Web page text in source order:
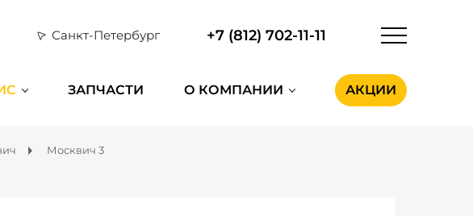
Санкт-Петербург +7 (812) 702-11-11
ЗАПЧАСТИ О КОМПАНИИ АКЦИИ
Москвич 3